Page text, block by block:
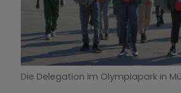
Die Delegation im Olympiapark in